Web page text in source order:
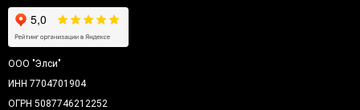
ООО "Элси"
ИНН 7704701904
ОГРН 5087746212252